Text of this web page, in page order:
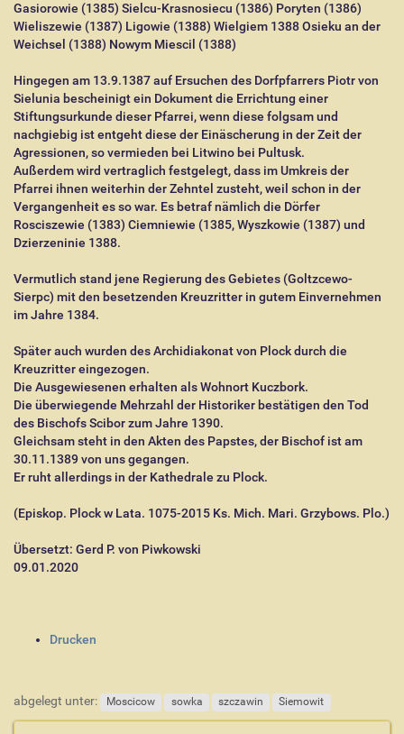
Gasiorowie (1385) Sielcu-Krasnosiecu (1386) Poryten (1386)
Wieliszewie (1387) Ligowie (1388) Wielgiem 1388 Osieku an der
Weichsel (1388) Nowym Miescil (1388)
Hingegen am 13.9.1387 auf Ersuchen des Dorfpfarrers Piotr von
Sielunia bescheinigt ein Dokument die Errichtung einer
Stiftungsurkunde dieser Pfarrei, wenn diese folgsam und
nachgiebig ist entgeht diese der Einäscherung in der Zeit der
Agressionen, so vermieden bei Litwino bei Pultusk.
Außerdem wird vertraglich festgelegt, dass im Umkreis der
Pfarrei ihnen weiterhin der Zehntel zusteht, weil schon in der
Vergangenheit es so war. Es betraf nämlich die Dörfer
Rosciszewie (1383) Ciemniewie (1385, Wyszkowie (1387) und
Dzierzeninie 1388.
Vermutlich stand jene Regierung des Gebietes (Goltzcewo-
Sierpc) mit den besetzenden Kreuzritter in gutem Einvernehmen
im Jahre 1384.
Später auch wurden des Archidiakonat von Plock durch die
Kreuzritter eingezogen.
Die Ausgewiesenen erhalten als Wohnort Kuczbork.
Die überwiegende Mehrzahl der Historiker bestätigen den Tod
des Bischofs Scibor zum Jahre 1390.
Gleichsam steht in den Akten des Papstes, der Bischof ist am
30.11.1389 von uns gegangen.
Er ruht allerdings in der Kathedrale zu Plock.
(Episkop. Plock w Lata. 1075-2015 Ks. Mich. Mari. Grzybows. Plo.)
Übersetzt: Gerd P. von Piwkowski
09.01.2020
Drucken
abgelegt unter: Moscicow sowka szczawin Siemowit